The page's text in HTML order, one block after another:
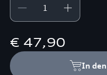
€ 47,90
In